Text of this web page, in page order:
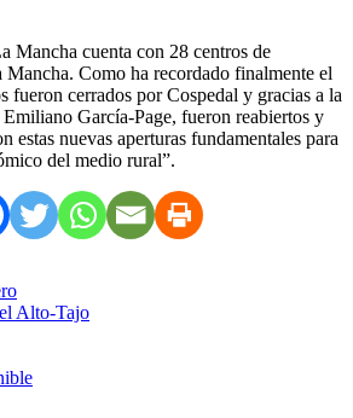
Mancha cuenta con 28 centros de
Como ha recordado finalmente el
fueron cerrados por Cospedal y gracias a la
García-Page, fueron reabiertos y
estas nuevas aperturas fundamentales para
del medio rural”.
Alto-Tajo